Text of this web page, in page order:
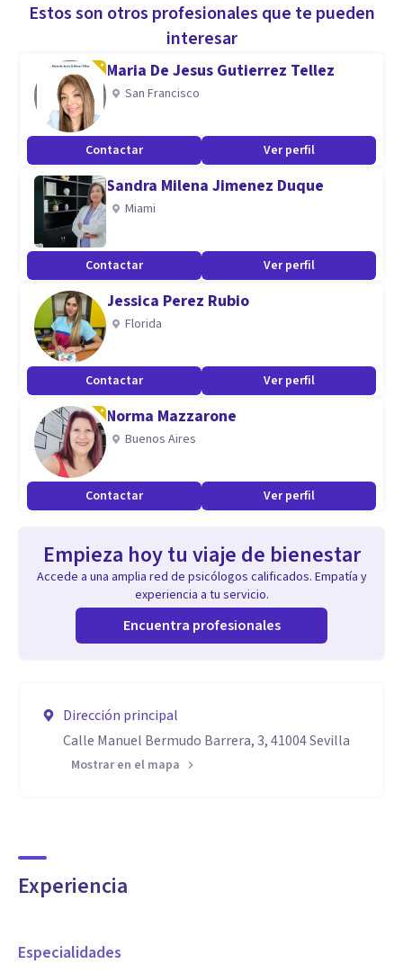
Estos son otros profesionales que te pueden
interesar
Maria De Jesus Gutierrez Tellez
San Francisco
Contactar Ver perfil
Sandra Milena Jimenez Duque
Miami
Contactar Ver perfil
Jessica Perez Rubio
Florida
Contactar Ver perfil
Norma Mazzarone
Buenos Aires
Contactar Ver perfil
Empieza hoy tu viaje de bienestar
Accede a una amplia red de psicólogos calificados. Empatía y
experiencia a tu servicio.
Encuentra profesionales
Dirección principal
Calle Manuel Bermudo Barrera, 3, 41004 Sevilla
Mostrar en el mapa
Experiencia
Especialidades